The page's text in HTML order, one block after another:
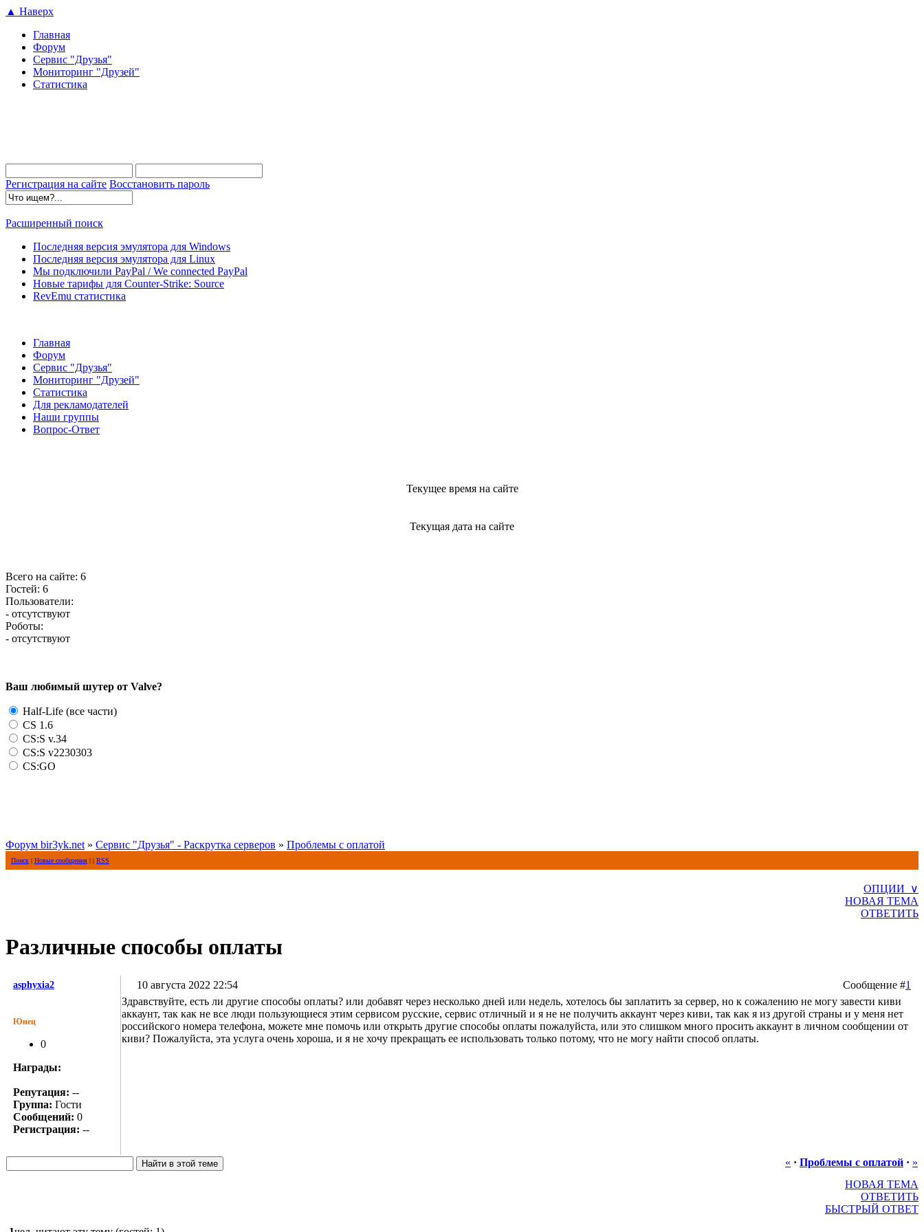
▲ Наверх
Главная
Форум
Сервис "Друзья"
Мониторинг "Друзей"
Статистика
Регистрация на сайте Восстановить пароль
Расширенный поиск
Последняя версия эмулятора для Windows
Последняя версия эмулятора для Linux
Мы подключили PayPal / We connected PayPal
Новые тарифы для Counter-Strike: Source
RevEmu статистика
Главная
Форум
Сервис "Друзья"
Мониторинг "Друзей"
Статистика
Для рекламодателей
Наши группы
Вопрос-Ответ
Текущее время на сайте
Текущая дата на сайте
Всего на сайте: 6
Гостей: 6
Пользователи:
- отсутствуют
Роботы:
- отсутствуют
Ваш любимый шутер от Valve?
Half-Life (все части)
CS 1.6
CS:S v.34
CS:S v2230303
CS:GO
Форум bir3yk.net » Сервис "Друзья" - Раскрутка серверов » Проблемы с оплатой
Поиск | Новые сообщения | | RSS
ОПЦИИ ∨
НОВАЯ ТЕМА
ОТВЕТИТЬ
Различные способы оплаты
asphyxia2 10 августа 2022 22:54 Сообщение #1
Юнец
0
Награды:
Репутация: --
Группа: Гости
Сообщений: 0
Регистрация: --
Здравствуйте, есть ли другие способы оплаты? или добавят через несколько дней или недель, хотелось бы заплатить за сервер, но к сожалению не могу завести киви
аккаунт, так как не все люди пользующиеся этим сервисом русские, сервис отличный и я не не получить аккаунт через киви, так как я из другой страны и у меня нет
российского номера телефона, можете мне помочь или открыть другие способы оплаты пожалуйста, или это слишком много просить аккаунт в личном сообщении от
киви? Пожалуйста, эта услуга очень хороша, и я не хочу прекращать ее использовать только потому, что не могу найти способ оплаты.
« · Проблемы с оплатой · »
НОВАЯ ТЕМА
ОТВЕТИТЬ
БЫСТРЫЙ ОТВЕТ